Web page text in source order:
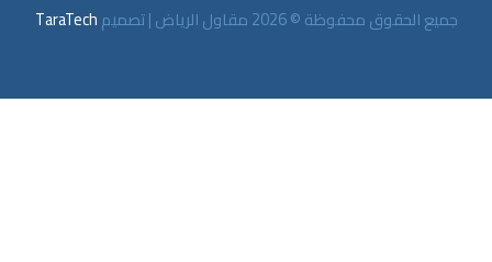
© 2026 مقاول الرياض | تصميم TaraTech